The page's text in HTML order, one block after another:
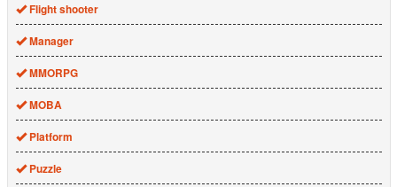
Flight shooter
Manager
MMORPG
MOBA
Platform
Puzzle